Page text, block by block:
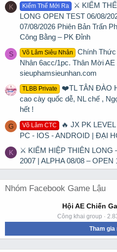
K Kiếm Thế Mới Ra
⚔️ KIẾM
LONG OPEN TEST 06/08/
07/08/2026 Phiên Bản Trấn
Công Bằng – PK Đỉnh
S Võ Lâm Siêu Nhân
Chính
Nhân 6acc/1pc. Thân Mời
sieuphamsieunhan.com
TLBB Private
❤️TL TÂN ĐÀO
cao cày quốc dễ, NL chế ,
hết !
G Võ Lâm CTC
🔥 JX PK
PC - IOS - ANDROID | ĐẠI
K
⚔ KIẾM HIỆP THIÊN LONG
2007 | ALPHA 08/08 – OPEN
Nhóm Facebook Game Lậu
Hội AE Chiến
Công khai group ·
Tham gia